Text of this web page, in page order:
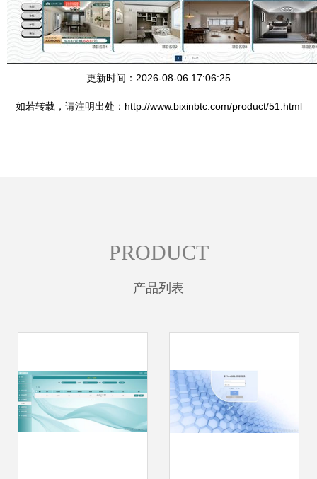
更新时间：2026-08-06 17:06:25
如若转载，请注明出处：http://www.bixinbtc.com/product/51.html
PRODUCT
产品列表